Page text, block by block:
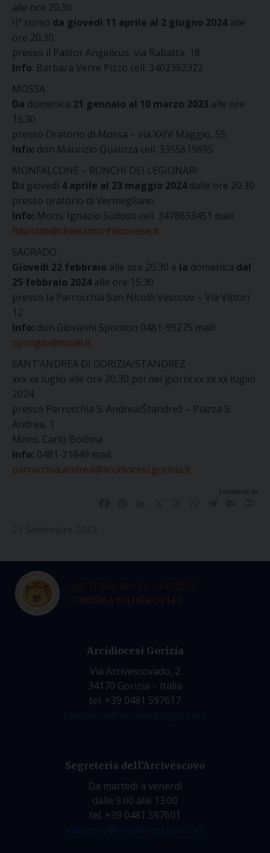
alle ore 20.30
II° corso da giovedì 11 aprile al 2 giugno 2024alle
ore 20.30
presso il Pastor Angelicus, via Rabatta, 18
Info: Barbara Verre Pizzo cell. 3402382322
MOSSA
Da domenica 21 gennaio al 10 marzo 2023 alle ore
15.30
presso Oratorio di Mossa – via XXIV Maggio, 55
Info: don Maurizio Qualizza cell. 3355619695
MONFALCONE – RONCHI DEI LEGIONARI
Da giovedì 4 aprile al 23 maggio 2024dalle ore 20.30
presso oratorio di Vermegliano
Info: Mons. Ignazio Sudoso cell. 3478633451 mail:
fidanzati@chiesamonfalconese.it
SAGRADO
Giovedì 22 febbraio alle ore 20.30 e la domenica dal
25 febbraio 2024alle ore 15.30
presso la Parrocchia San Nicolò Vescovo – Via Vittori
12
Info: don Giovanni Sponton 0481-99275 mail:
spongio@tiscali.it
SANT’ANDREA DI GORIZIA/STANDREZ
xxx xx luglio alle ore 20,30 poi nei giorni xx xx xx luglio
2024
presso Parrocchia S. Andrea/Štandrež – Piazza S.
Andrea, 1
Mons. Carlo Bolčina
Info: 0481-21849 mail:
parrocchia.andrea@arcidiocesi.gorizia.it
condividi su
Arcidiocesi Gorizia
Via Arcivescovado, 2
34170 Gorizia – Italia
tel. +39 0481 597617
cancelleria@arcidiocesi.gorizia.it
Segreteria dell’Arcivescovo
Da martedì a venerdì
dalle 9.00 alle 13.00
tel. +39 0481 597601
episcopio@arcidiocesi.gorizia.it